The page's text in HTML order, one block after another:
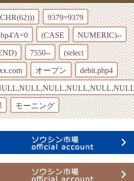
9379=9379
(CASE NUMERIC)--
7550-- (select
オープン debit.php4
モーニング